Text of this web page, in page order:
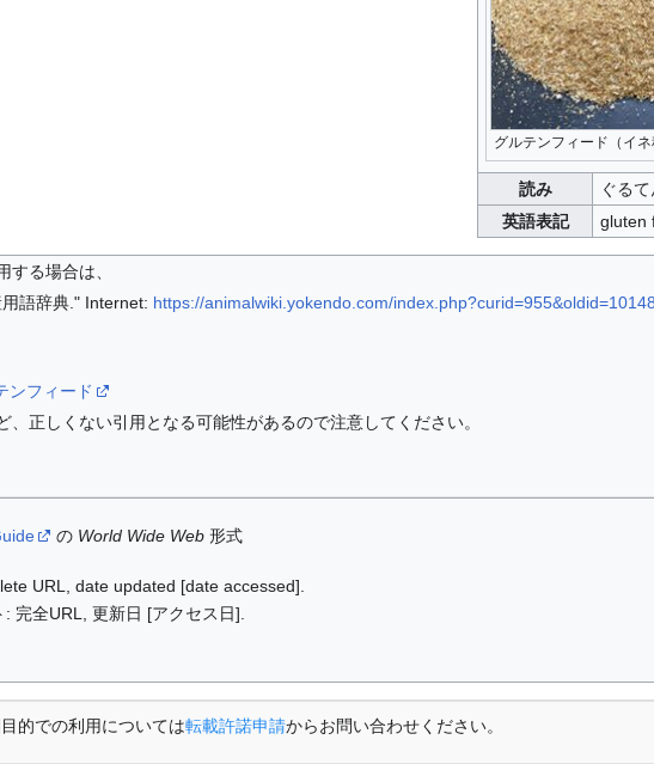
グルテンフィード（イネ
読み
ぐる
英語表記
gluten
る場合は、
語辞典." Internet: https://animalwiki.yokendo.com/index.php?curid=955&oldid=10148
ンフィード
正しくない引用となる可能性があるので注意してください。
の World Wide Web 形式
URL, date updated [date accessed].
完全URL, 更新日 [アクセス日].
的での利用については転載許諾申請からお問い合わせください。